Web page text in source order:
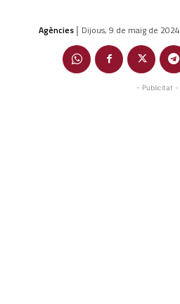
Agències | Dijous, 9 de maig de 2024
- Publicitat -